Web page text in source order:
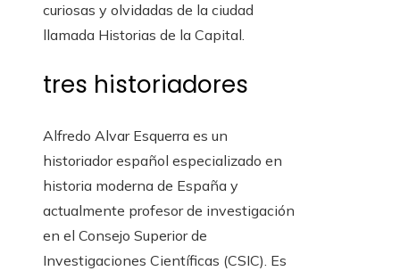
curiosas y olvidadas de la ciudad
llamada Historias de la Capital.
tres historiadores
Alfredo Alvar Esquerra es un
historiador español especializado en
historia moderna de España y
actualmente profesor de investigación
en el Consejo Superior de
Investigaciones Científicas (CSIC). Es